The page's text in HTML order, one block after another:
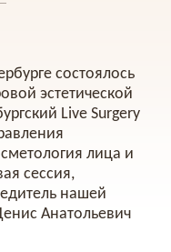
состоялось
эстетической
Live Surgery
лица и
сессия,
нашей
Анатольевич